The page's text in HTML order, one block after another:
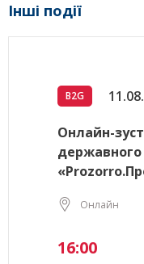
Інші події
B2G
Онлайн-
державного
Онлайн
16:00